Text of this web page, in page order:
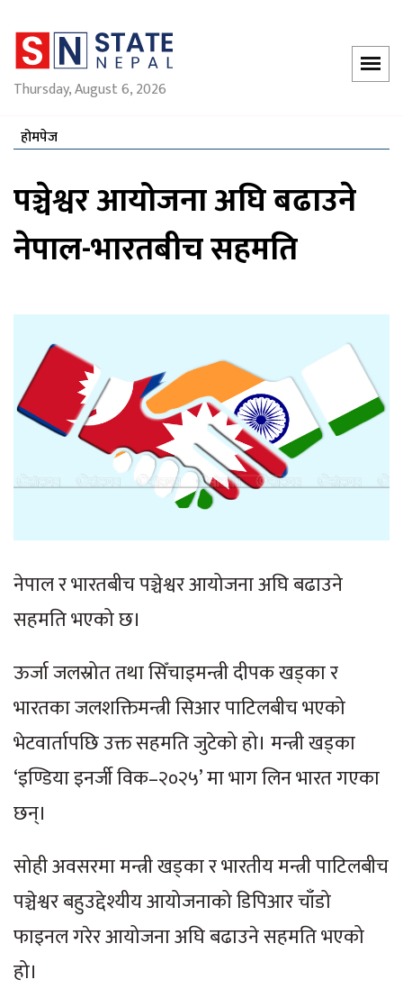
Thursday, August 6, 2026
होमपेज
पञ्चेश्वर आयोजना अघि बढाउने
नेपाल-भारतबीच सहमति
नेपाल र भारतबीच पञ्चेश्वर आयोजना अघि बढाउने
सहमति भएको छ।
ऊर्जा जलस्रोत तथा सिँचाइमन्त्री दीपक खड्का र
भारतका जलशक्तिमन्त्री सिआर पाटिलबीच भएको
भेटवार्तापछि उक्त सहमति जुटेको हो। मन्त्री खड्का
‘इण्डिया इनर्जी विक–२०२५’ मा भाग लिन भारत गएका
छन्।
सोही अवसरमा मन्त्री खड्का र भारतीय मन्त्री पाटिलबीच
पञ्चेश्वर बहुउद्देश्यीय आयोजनाको डिपिआर चाँडो
फाइनल गरेर आयोजना अघि बढाउने सहमति भएको
हो।